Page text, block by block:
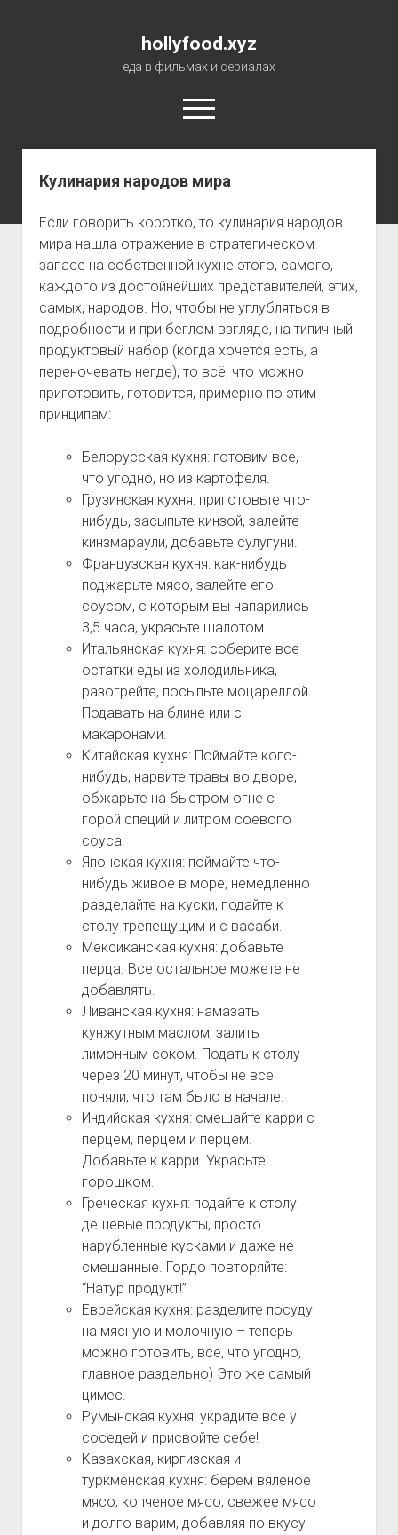
hollyfood.xyz
еда в фильмах и сериалах
open
menu
О сайте
Posts
Кулинария народов мира
Если говорить коротко, то кулинария народов
мира нашла отражение в стратегическом
запасе на собственной кухне этого, самого,
каждого из достойнейших представителей, этих,
самых, народов. Но, чтобы не углубляться в
подробности и при беглом взгляде, на типичный
продуктовый набор (когда хочется есть, а
переночевать негде), то всё, что можно
приготовить, готовится, примерно по этим
принципам:
Белорусская кухня: готовим все,
что угодно, но из картофеля.
Грузинская кухня: приготовьте что-
нибудь, засыпьте кинзой, залейте
кинзмараули, добавьте сулугуни.
Французская кухня: как-нибудь
поджарьте мясо, залейте его
соусом, с которым вы напарились
3,5 часа, украсьте шалотом.
Итальянская кухня: соберите все
остатки еды из холодильника,
разогрейте, посыпьте моцареллой.
Подавать на блине или с
макаронами.
Китайская кухня: Поймайте кого-
нибудь, нарвите травы во дворе,
обжарьте на быстром огне с
горой специй и литром соевого
соуса.
Японская кухня: поймайте что-
нибудь живое в море, немедленно
разделайте на куски, подайте к
столу трепещущим и с васаби.
Мексиканская кухня: добавьте
перца. Все остальное можете не
добавлять.
Ливанская кухня: намазать
кунжутным маслом, залить
лимонным соком. Подать к столу
через 20 минут, чтобы не все
поняли, что там было в начале.
Индийская кухня: смешайте карри с
перцем, перцем и перцем.
Добавьте к карри. Украсьте
горошком.
Греческая кухня: подайте к столу
дешевые продукты, просто
нарубленные кусками и даже не
смешанные. Гордо повторяйте:
“Натур продукт!”
Еврейская кухня: разделите посуду
на мясную и молочную – теперь
можно готовить, все, что угодно,
главное раздельно) Это же самый
цимес.
Румынская кухня: украдите все у
соседей и присвойте себе!
Казахская, киргизская и
туркменская кухня: берем вяленое
мясо, копченое мясо, свежее мясо
и долго варим, добавляя по вкусу